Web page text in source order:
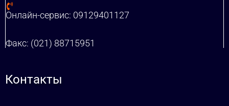
Онлайн-сервис: 09129401127
Факс: (021) 88715951
Контакты